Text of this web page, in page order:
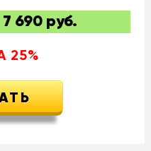
7 690руб.
25%